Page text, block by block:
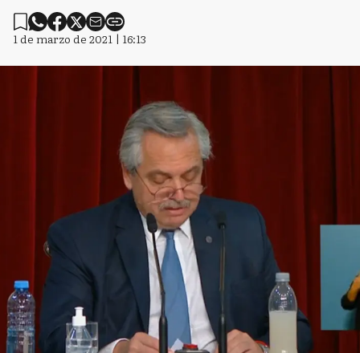
1 de marzo de 2021 | 16:13